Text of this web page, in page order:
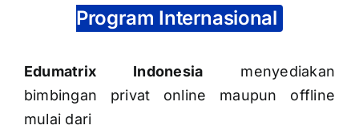
Program Internasional
Edumatrix Indonesia menyediakan
bimbingan privat online maupun offline
mulai dari